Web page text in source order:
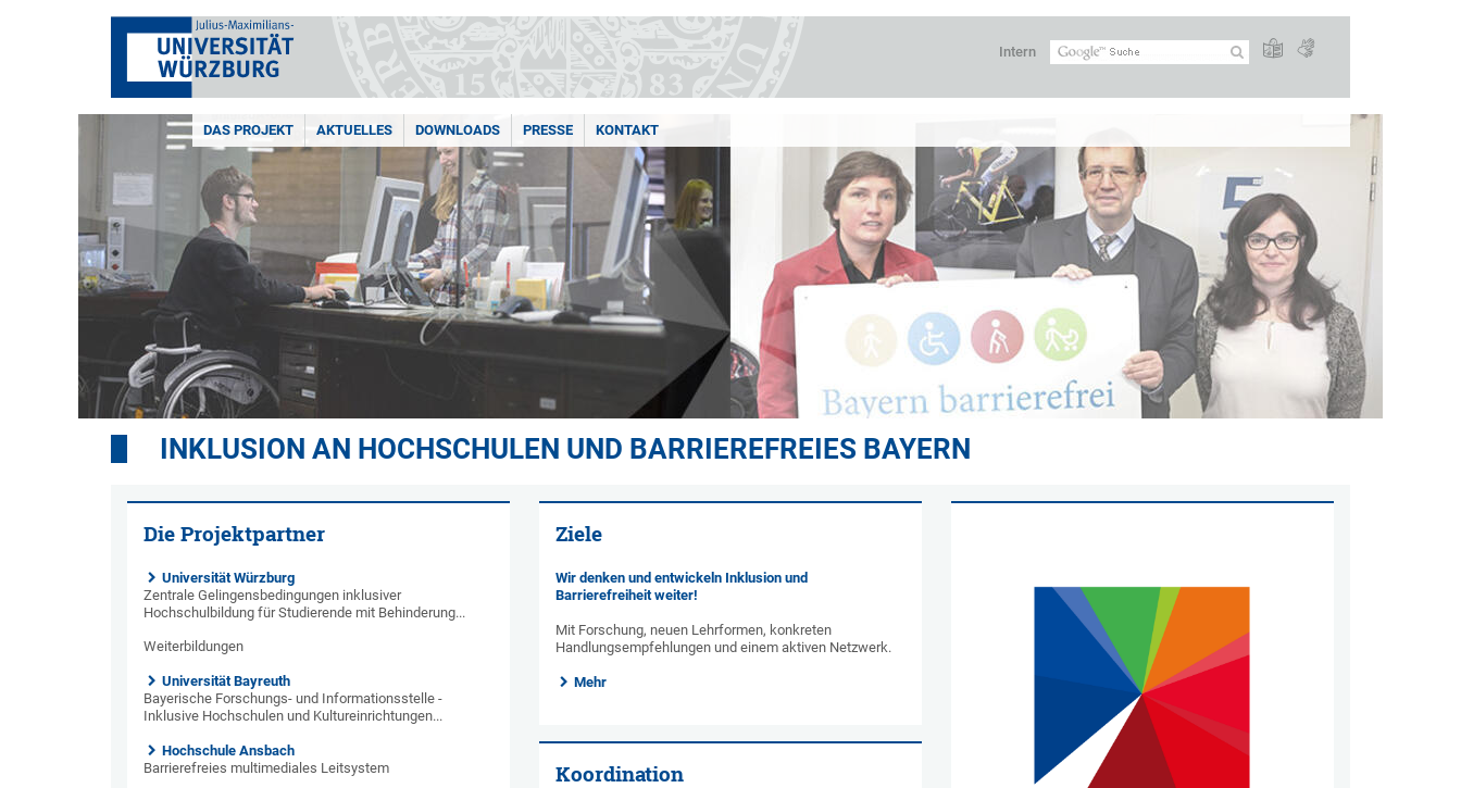
Intern
DAS PROJEKT AKTUELLES DOWNLOADS PRESSE KONTAKT
INKLUSION AN HOCHSCHULEN UND BARRIEREFREIES BAYERN
Die Projektpartner
Universität Würzburg
Zentrale Gelingensbedingungen inklusiver
Hochschulbildung für Studierende mit Behinderung...
Weiterbildungen
Universität Bayreuth
Bayerische Forschungs- und Informationsstelle -
Inklusive Hochschulen und Kultureinrichtungen...
Hochschule Ansbach
Barrierefreies multimediales Leitsystem
Ziele
Wir denken und entwickeln Inklusion und
Barrierefreiheit weiter!
Mit Forschung, neuen Lehrformen, konkreten
Handlungsempfehlungen und einem aktiven Netzwerk.
Mehr
Koordination